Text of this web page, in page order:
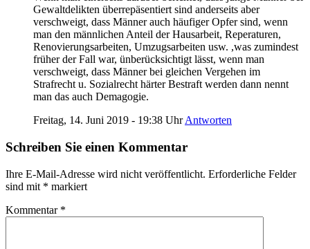
Gewaltdelikten überrepäsentiert sind anderseits aber
verschweigt, dass Männer auch häufiger Opfer sind, wenn
man den männlichen Anteil der Hausarbeit, Reperaturen,
Renovierungsarbeiten, Umzugsarbeiten usw. ,was zumindest
früher der Fall war, ünberücksichtigt lässt, wenn man
verschweigt, dass Männer bei gleichen Vergehen im
Strafrecht u. Sozialrecht härter Bestraft werden dann nennt
man das auch Demagogie.
Freitag, 14. Juni 2019 - 19:38 Uhr Antworten
Schreiben Sie einen Kommentar
Ihre E-Mail-Adresse wird nicht veröffentlicht. Erforderliche Felder
sind mit * markiert
Kommentar *